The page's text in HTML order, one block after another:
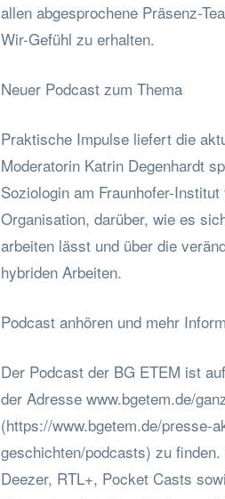
allen abgesprochene Präsenz-
Wir-Gefühl zu erhalten.
Neuer Podcast zum Thema
Praktische Impulse liefert die
Moderatorin Katrin Degenhardt
Soziologin am Fraunhofer-
Organisation, darüber, wie es
arbeiten lässt und über die
hybriden Arbeiten.
Podcast anhören und mehr
Der Podcast der BG ETEM ist
der Adresse www.bgetem.de/
(https://www.bgetem.de/presse-
geschichten/podcasts) zu
Deezer, RTL+, Pocket Casts